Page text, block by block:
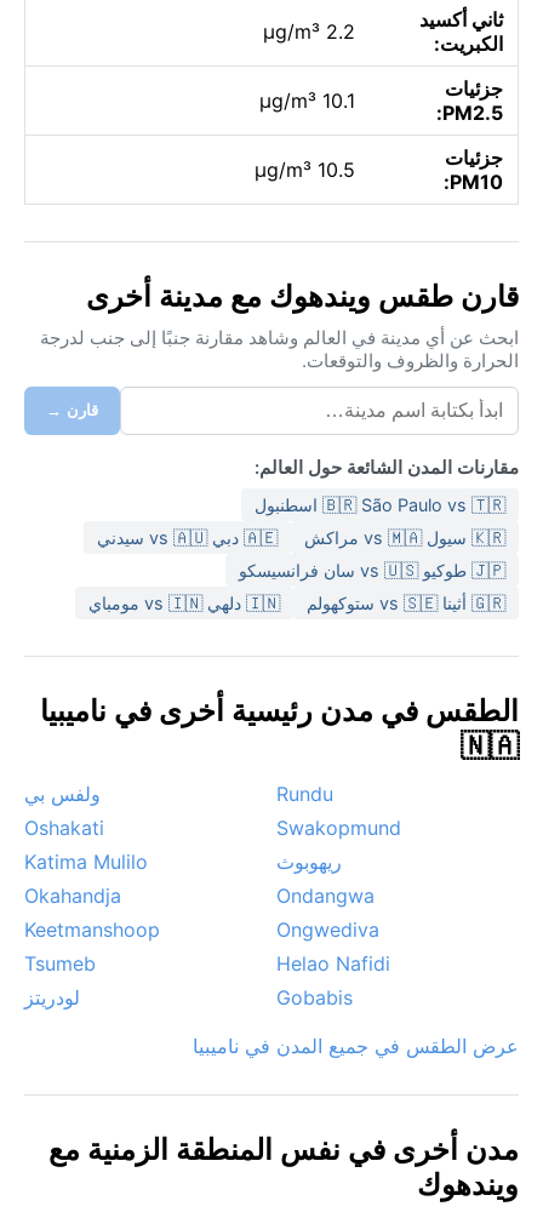
ثاني أكسيد
الكبريت:
2.2 µg/m³
جزئيات
PM2.5:
10.1 µg/m³
جزئيات
PM10:
10.5 µg/m³
قارن طقس ويندهوك مع مدينة أخرى
ابحث عن أي مدينة في العالم وشاهد مقارنة جنبًا إلى جنب لدرجة
الحرارة والظروف والتوقعات.
قارن →
مقارنات المدن الشائعة حول العالم:
🇧🇷 São Paulo vs 🇹🇷 اسطنبول
🇰🇷 سيول vs 🇲🇦 مراكش
🇦🇪 دبي vs 🇦🇺 سيدني
🇯🇵 طوكيو vs 🇺🇸 سان فرانسيسكو
🇬🇷 أثينا vs 🇸🇪 ستوكهولم
🇮🇳 دلهي vs 🇮🇳 مومباي
الطقس في مدن رئيسية أخرى في ناميبيا
🇳🇦
Rundu
ولفس بي
Swakopmund
Oshakati
ريهوبوث
Katima Mulilo
Ondangwa
Okahandja
Ongwediva
Keetmanshoop
Helao Nafidi
Tsumeb
Gobabis
لودريتز
عرض الطقس في جميع المدن في ناميبيا
مدن أخرى في نفس المنطقة الزمنية مع
ويندهوك